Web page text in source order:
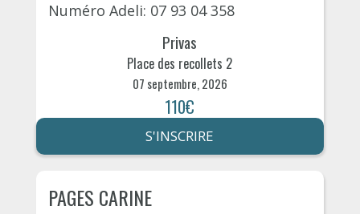
Numéro Adeli: 07 93 04 358
Privas
Place des recollets 2
07 septembre, 2026
110€
S'INSCRIRE
PAGES CARINE